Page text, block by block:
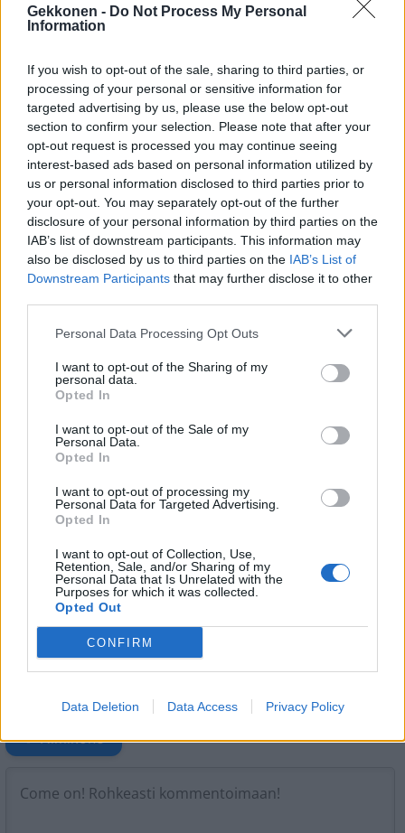
Gekkonen - Do Not Process My Personal
Information
If you wish to opt-out of the sale, sharing to third parties, or
processing of your personal or sensitive information for
targeted advertising by us, please use the below opt-out
section to confirm your selection. Please note that after your
opt-out request is processed you may continue seeing
interest-based ads based on personal information utilized by
us or personal information disclosed to third parties prior to
your opt-out. You may separately opt-out of the further
disclosure of your personal information by third parties on the
IAB’s list of downstream participants. This information may
also be disclosed by us to third parties on the IAB’s List of
Downstream Participants that may further disclose it to other
Personal Data Processing Opt Outs
I want to opt-out of the Sharing of my
personal data.
Opted In
I want to opt-out of the Sale of my
Personal Data.
Opted In
I want to opt-out of processing my
Personal Data for Targeted Advertising.
Opted In
I want to opt-out of Collection, Use,
Retention, Sale, and/or Sharing of my
Personal Data that Is Unrelated with the
Purposes for which it was collected.
Opted Out
CONFIRM
Data Deletion Data Access Privacy Policy
Näytä tämä julkaisu Instagramissa
Seuraa Gekkosta Instagramissa
Blacflaco Esko Eerikäinen
Martina Aitolehti
Kommenttiosio
Heräsikö ajatuksia? Kerro mielipiteesi.Tutustu kuitenkin
✨ Nimikone